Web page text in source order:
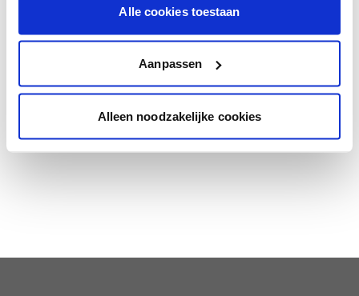
Alle cookies toestaan
Aanpassen
Alleen noodzakelijke cookies
en couleur.
l'éclairage et de votre mobilier.
Obtenez un contrôle technologique de vos